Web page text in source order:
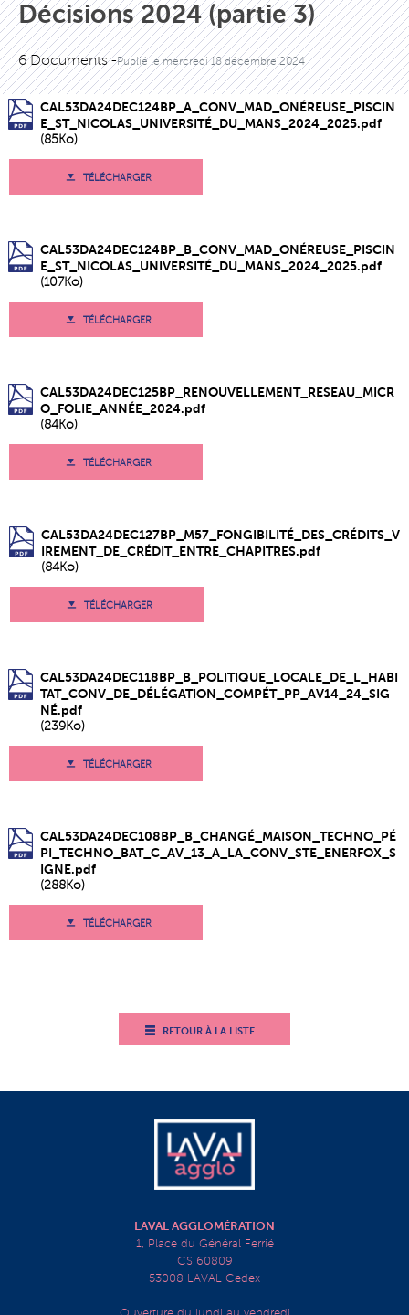
Décisions 2024 (partie 3)
6 Documents -Publié lemercredi 18 décembre 2024
CAL53DA24DEC124BP_A_CONV_MAD_ONÉREUSE_PISCIN
E_ST_NICOLAS_UNIVERSITÉ_DU_MANS_2024_2025.pdf
(85Ko)
TÉLÉCHARGER
CAL53DA24DEC124BP_B_CONV_MAD_ONÉREUSE_PISCIN
E_ST_NICOLAS_UNIVERSITÉ_DU_MANS_2024_2025.pdf
(107Ko)
TÉLÉCHARGER
CAL53DA24DEC125BP_RENOUVELLEMENT_RESEAU_MICR
O_FOLIE_ANNÉE_2024.pdf
(84Ko)
TÉLÉCHARGER
CAL53DA24DEC127BP_M57_FONGIBILITÉ_DES_CRÉDITS_V
IREMENT_DE_CRÉDIT_ENTRE_CHAPITRES.pdf
(84Ko)
TÉLÉCHARGER
CAL53DA24DEC118BP_B_POLITIQUE_LOCALE_DE_L_HABI
TAT_CONV_DE_DÉLÉGATION_COMPÉT_PP_AV14_24_SIG
NÉ.pdf
(239Ko)
TÉLÉCHARGER
CAL53DA24DEC108BP_B_CHANGÉ_MAISON_TECHNO_PÉ
PI_TECHNO_BAT_C_AV_13_A_LA_CONV_STE_ENERFOX_S
IGNE.pdf
(288Ko)
TÉLÉCHARGER
RETOUR À LA LISTE
LAVAL AGGLOMÉRATION
1, Place du Général Ferrié
CS 60809
53008 LAVAL Cedex